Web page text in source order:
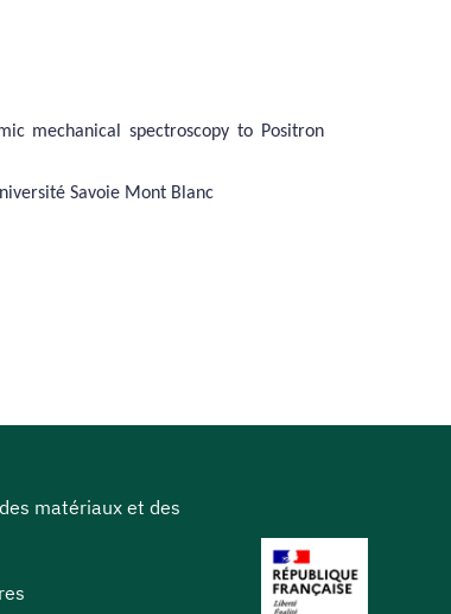
mechanical spectroscopy toPositron
Savoie Mont Blanc
matériaux et des